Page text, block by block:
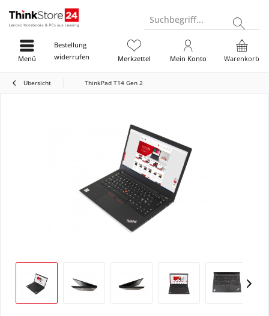
Suchbegriff...
Bestellung
widerrufen
Warenkorb
Merkzettel Mein Konto
Menü
Übersicht ThinkPad T14 Gen 2